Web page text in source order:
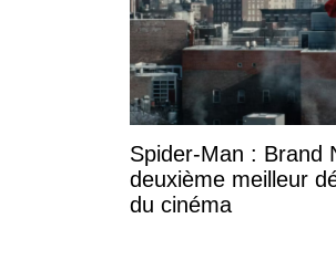
Spider-Man : Brand
deuxième meilleur
du cinéma